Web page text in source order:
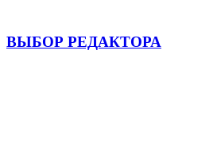
ВЫБОР РЕДАКТОРА